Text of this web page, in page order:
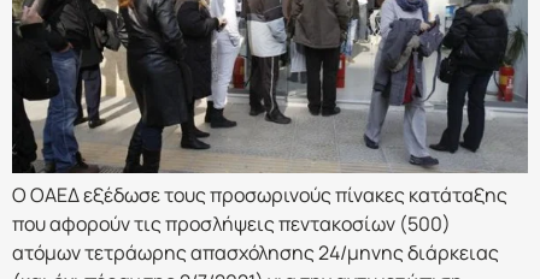
O ΟΑΕΔ εξέδωσε τους προσωρινούς πίνακες κατάταξης
που αφορούν τις προσλήψεις πεντακοσίων (500)
ατόμων τετράωρης απασχόλησης 24/μηνης διάρκειας